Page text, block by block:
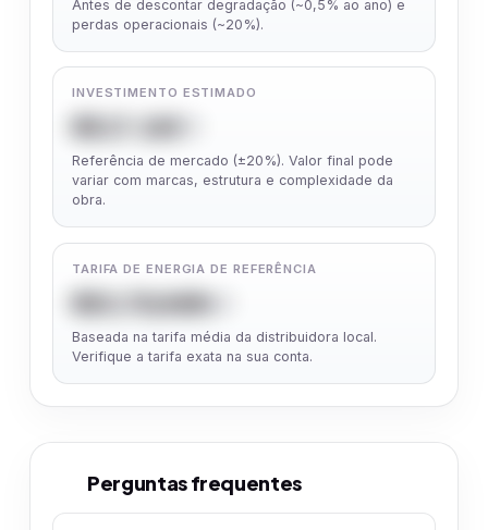
Antes de descontar degradação (~0,5% ao ano) e
perdas operacionais (~20%).
INVESTIMENTO ESTIMADO
Referência de mercado (±20%). Valor final pode
variar com marcas, estrutura e complexidade da
obra.
TARIFA DE ENERGIA DE REFERÊNCIA
R$ 0,70/kWh
Baseada na tarifa média da distribuidora local.
Verifique a tarifa exata na sua conta.
Perguntas frequentes